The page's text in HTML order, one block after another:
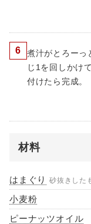
6
煮汁がとろーっ
じ1を回しかけ
付けたら完成。
材料
はまぐり 砂抜きした
小麦粉
ピーナッツオイル